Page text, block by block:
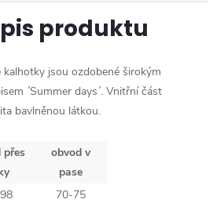
produktu
kalhotky jsou ozdobené širokým
´Summer days´. Vnitřní část
bavlněnou látkou.
přes
obvod v
pase
70-75